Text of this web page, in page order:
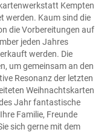
Kempten
werden. Kaum sind die
die Vorbereitungen auf
jeden Jahres
werden. Die
um gemeinsam an den
Resonanz der letzten
Weihnachtskarten
Jahr fantastische
Familie, Freunde
sich gerne mit dem